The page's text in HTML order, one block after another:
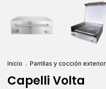
Inicio . Parrillas y cocción exterior
Capelli Volta